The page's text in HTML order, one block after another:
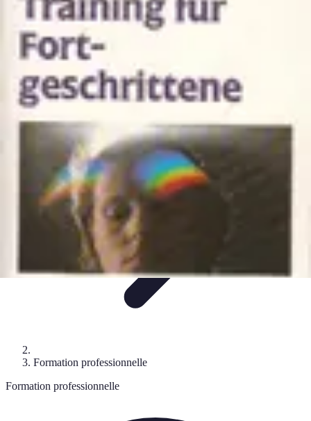
Training Pro
Méthodes de FormationConception de formationFormation sur
mesureFormation et Méthodologies
Training Pro
Formation professionnelle
Formation professionnelle